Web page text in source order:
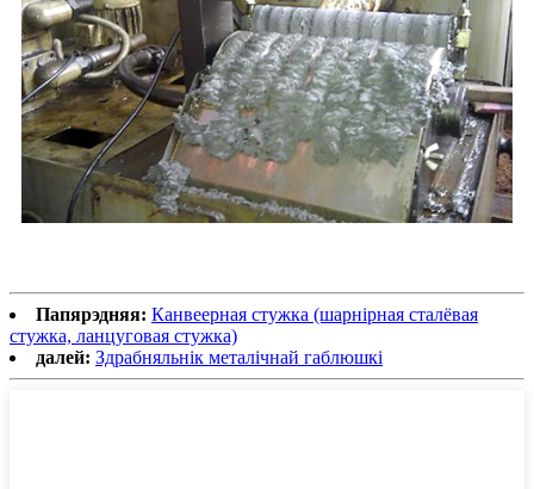
Папярэдняя: Канвеерная стужка (шарнірная сталёвая
стужка, ланцуговая стужка)
далей: Здрабняльнік металічнай габлюшкі